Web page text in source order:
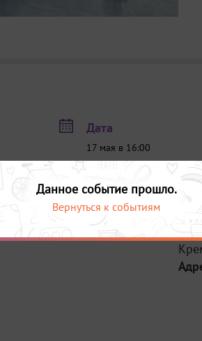
Дата
17 мая в 16:00
Данное событие прошло.
Вернуться к событиям